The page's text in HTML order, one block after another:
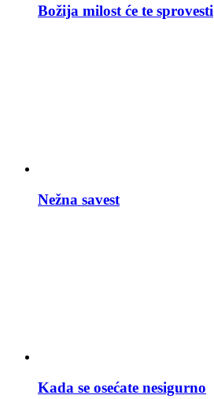
Božija milost će te sprovesti
Nežna savest
Kada se osećate nesigurno